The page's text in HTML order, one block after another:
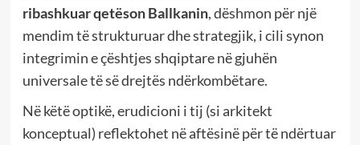
ribashkuar qetëson Ballkanin, dëshmon për një
mendim të strukturuar dhe strategjik, i cili synon
integrimin e çështjes shqiptare në gjuhën
universale të së drejtës ndërkombëtare.
Në këtë optikë, erudicioni i tij (si arkitekt
konceptual) reflektohet në aftësinë për të ndërtuar